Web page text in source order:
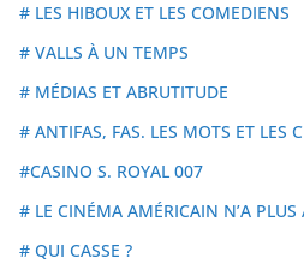
# LES HIBOUX ET LES COMEDIENS
# VALLS À UN TEMPS
# MÉDIAS ET ABRUTITUDE
# ANTIFAS, FAS. LES MOTS ET LES
#CASINO S. ROYAL 007
# LE CINÉMA AMÉRICAIN N’A PLUS
# QUI CASSE ?